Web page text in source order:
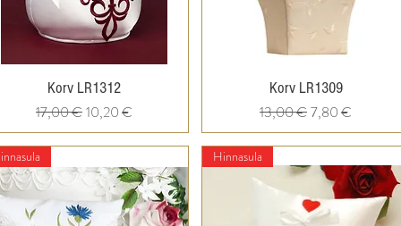
Quick View
Korv LR1312
Regular Price
17,00 €Sale Price
10,20 €
Quick View
Korv LR1309
Regular Price
13,00 €Sale Price
7,80 €
Hinnasula